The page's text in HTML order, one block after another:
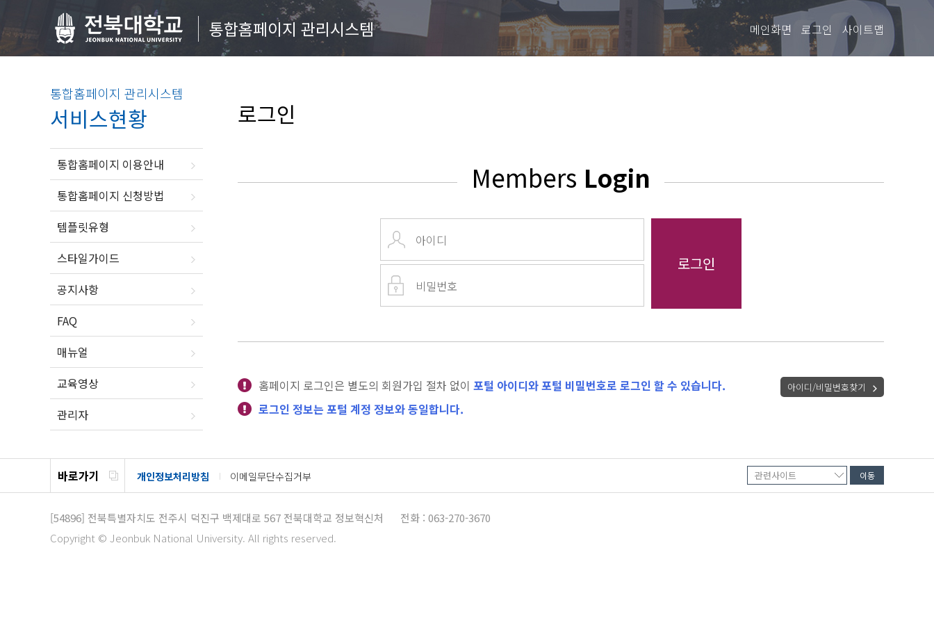
통합홈페이지 관리시스템 메인화면 로그인 사이트맵
통합홈페이지 관리시스템
서비스현황
통합홈페이지 이용안내
통합홈페이지 신청방법
템플릿유형
스타일가이드
공지사항
FAQ
매뉴얼
교육영상
관리자
로그인
Members Login
홈페이지 로그인은 별도의 회원가입 절차 없이 포털 아이디와 포털 비밀번호로 로그인 할 수 있습니다.
로그인 정보는 포털 계정 정보와 동일합니다.
아이디/비밀번호찾기
바로가기 개인정보처리방침 이메일무단수집거부
[54896] 전북특별자치도 전주시 덕진구 백제대로 567 전북대학교 정보혁신처
전화 : 063-270-3670
Copyright © Jeonbuk National University. All rights reserved.